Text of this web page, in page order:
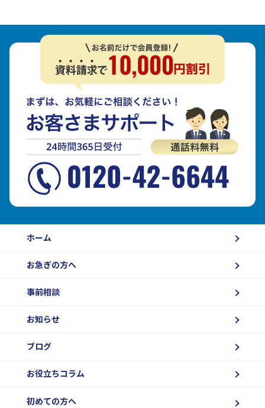
ホーム
お急ぎの方へ
事前相談
お知らせ
ブログ
お役立ちコラム
初めての方へ